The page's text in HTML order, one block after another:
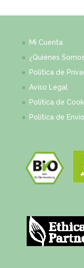
Mi Cuenta
¿Quiénes
Política de
Aviso Legal
Política de
Política de